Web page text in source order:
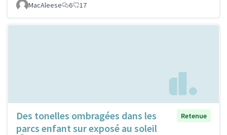
MacAleese 6 17
Des tonelles ombragées dans les
parcs enfant sur exposé au soleil
Retenue